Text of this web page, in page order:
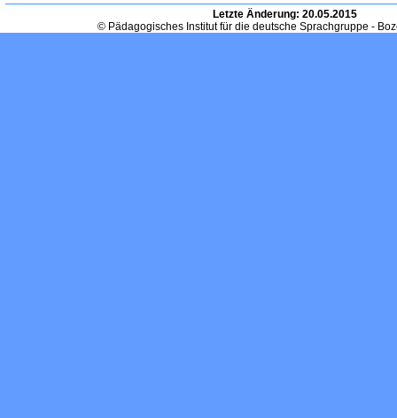
Letzte Änderung: 20.05.2015
© Pädagogisches Institut für die deutsche Sprachgruppe -